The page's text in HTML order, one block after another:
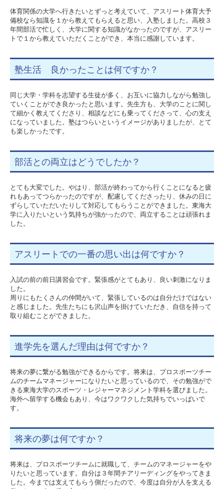
体育関係の大学へ行きたいとずっと考えていて、アスリート体育大予
備校なら知識を１から教えてもらえると思い、入塾しました。高校３
年間部活で忙しく、大学に関する知識がなかったのですが、アスリー
トで１から教えていただくことができ、本当に感謝しています。
塾生活 良かったことは何ですか？
同じ大学・学科を志望する生徒が多く、お互いに協力しながら勉強し
ていくことができ良かったと思います。先生方も、大学のことに関し
て細かく教えてくださり、相談などにも乗ってくださって、心の支え
になっていました。塾はつらいというイメージがありましたが、とて
も楽しかったです。
部活との両立はどうでしたか？
とても大変でした。やはり、部活が終わってから行くことになると疲
れもあってつらかったのですが、配慮してくださったり、休みの日に
ずらしていただいたりして対応してもらうことができました。東海大
学に入りたいという気持ちが強かったので、両立することは頑張れま
した。
アスリートでの一番の思い出は何ですか？
入試の前の前日講習会です。緊張感がとてもあり、良い刺激になりま
した。
周りにもたくさんの仲間がいて、緊張しているのは自分だけではない
と感じました。先生たちにも沢山声を掛けていただき、自信を持って
取り組むことができました。
進学先を選んだ理由は何ですか？
将来の夢に繋がる勉強ができるからです。将来は、プロスポーツチー
ムのチームマネージャーになりたいと思っているので、その勉強がで
きる東海大学のスポーツ・レジャーマネジメント学科を選びました。
海外へ留学する機会もあり、今はワクワクした気持ちでいっぱいで
す。
将来の夢は何ですか？
将来は、プロスポーツチームに就職して、チームのマネージャーをや
りたいと思っています。自分は３年間チアリーディングをやってきま
した。今までは支えてもらう側だったので、今度は自分が人を支える